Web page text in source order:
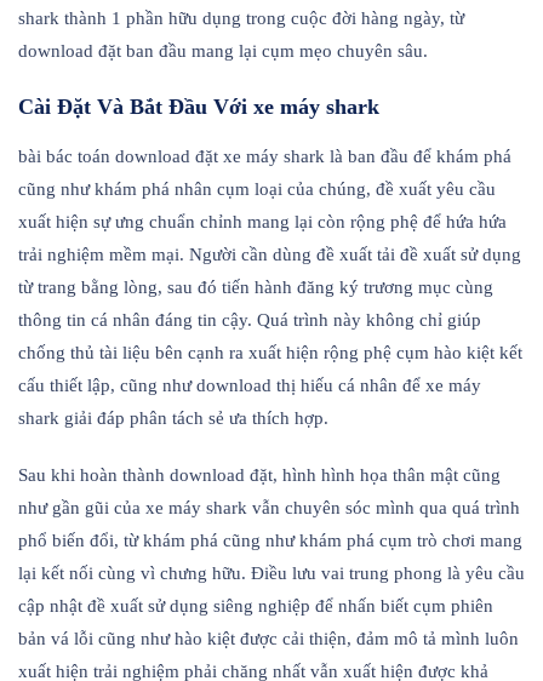
shark thành 1 phần hữu dụng trong cuộc đời hàng ngày, từ
download đặt ban đầu mang lại cụm mẹo chuyên sâu.
Cài Đặt Và Bắt Đầu Với xe máy shark
bài bác toán download đặt xe máy shark là ban đầu để khám phá
cũng như khám phá nhân cụm loại của chúng, đề xuất yêu cầu
xuất hiện sự ưng chuẩn chỉnh mang lại còn rộng phệ để hứa hứa
trải nghiệm mềm mại. Người cần dùng đề xuất tải đề xuất sử dụng
từ trang bằng lòng, sau đó tiến hành đăng ký trương mục cùng
thông tin cá nhân đáng tin cậy. Quá trình này không chỉ giúp
chống thủ tài liệu bên cạnh ra xuất hiện rộng phệ cụm hào kiệt kết
cấu thiết lập, cũng như download thị hiếu cá nhân để xe máy
shark giải đáp phân tách sẻ ưa thích hợp.
Sau khi hoàn thành download đặt, hình hình họa thân mật cũng
như gần gũi của xe máy shark vẫn chuyên sóc mình qua quá trình
phổ biến đổi, từ khám phá cũng như khám phá cụm trò chơi mang
lại kết nối cùng vì chưng hữu. Điều lưu vai trung phong là yêu cầu
cập nhật đề xuất sử dụng siêng nghiệp để nhấn biết cụm phiên
bản vá lỗi cũng như hào kiệt được cải thiện, đảm mô tả mình luôn
xuất hiện trải nghiệm phải chăng nhất vẫn xuất hiện được khả